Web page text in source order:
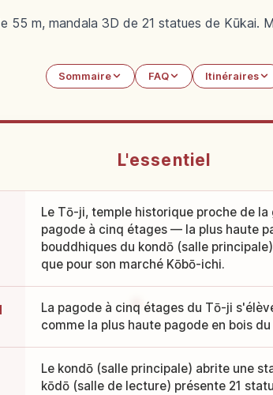
55 m, mandala 3D de 21 statues de Kūkai.
Sommaire FAQ Itinéraires
L'essentiel
Le Tō-ji, temple historique proche de
pagode à cinq étages — la plus haute
bouddhiques du kondō (salle
que pour son marché Kōbō-ichi.
La pagode à cinq étages du Tō-ji
comme la plus haute pagode en bois du
Le kondō (salle principale) abrite une
kōdō (salle de lecture) présente 21